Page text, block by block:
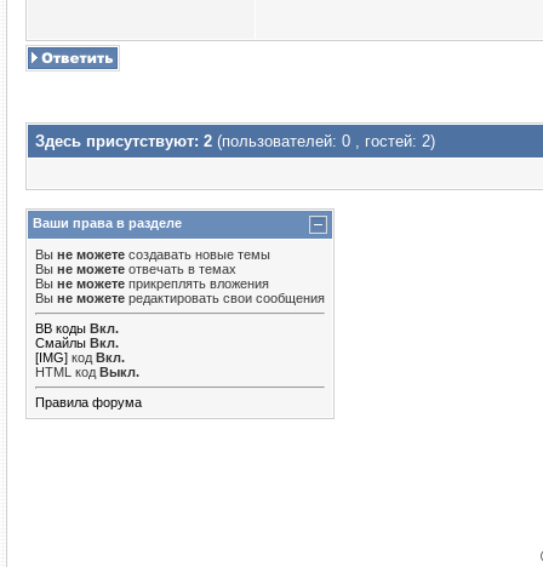
Здесь присутствуют: 2 (пользователей: 0 , гостей: 2)
Ваши права в разделе
Вы не можете создавать новые темы
Вы не можете отвечать в темах
Вы не можете прикреплять вложения
Вы не можете редактировать свои сообщения
BB коды Вкл.
Смайлы Вкл.
[IMG] код Вкл.
HTML код Выкл.
Правила форума